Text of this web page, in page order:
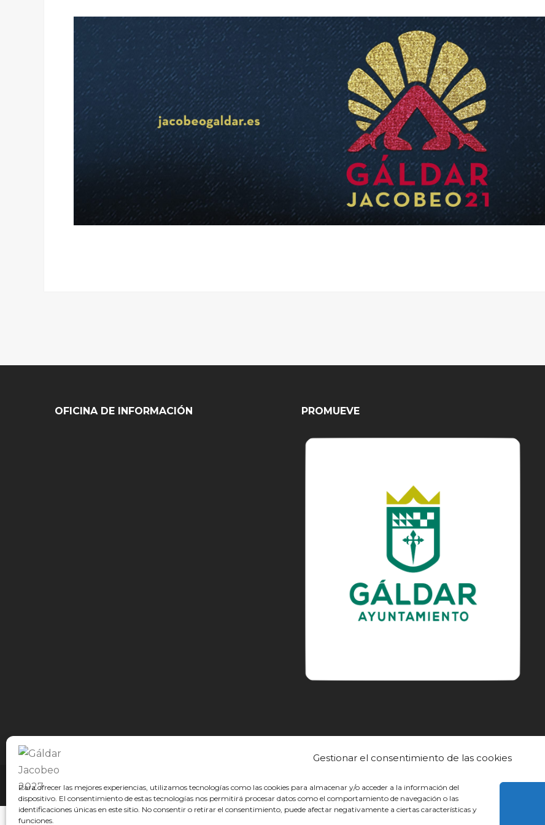
Gestionar el consentimiento de las cookies
Para ofrecer las mejores experiencias, utilizamos tecnologías como las cookies para almacenar y/o acceder a la información del
dispositivo. El consentimiento de estas tecnologías nos permitirá procesar datos como el comportamiento de navegación o las
identificaciones únicas en este sitio. No consentir o retirar el consentimiento, puede afectar negativamente a ciertas características y
funciones.
OFICINA DE INFORMACIÓN PROMUEVE
© GÁLDAR JACOBEO 2027 EL CAMINO DESCUBRE